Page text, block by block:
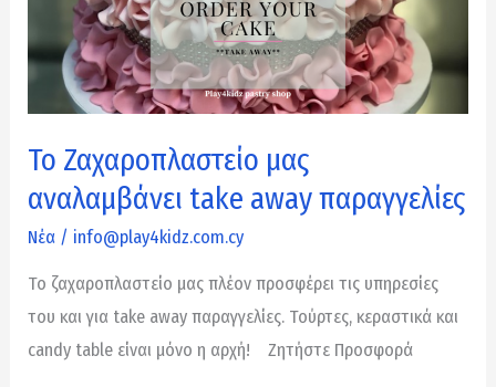
Το Ζαχαροπλαστείο μας
αναλαμβάνει take away παραγγελίες
Νέα / info@play4kidz.com.cy
Το ζαχαροπλαστείο μας πλέον προσφέρει τις υπηρεσίες
του και για take away παραγγελίες. Τούρτες, κεραστικά και
candy table είναι μόνο η αρχή! Ζητήστε Προσφορά
αναλαμβάνει
παραγγελίες